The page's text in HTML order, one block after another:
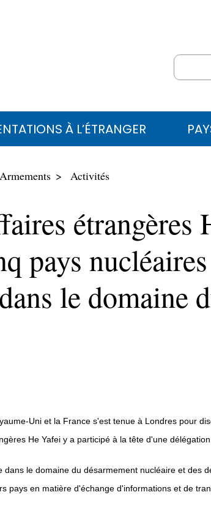
À L’ÉTRANGER
Activités
étrangères
pays
le domaine
Uni et la France s'est tenue à Londres pour
He Yafei y a participé à la tête d'une délégation.
le domaine du désarmement nucléaire et des
en matière d'échange d'informations et de